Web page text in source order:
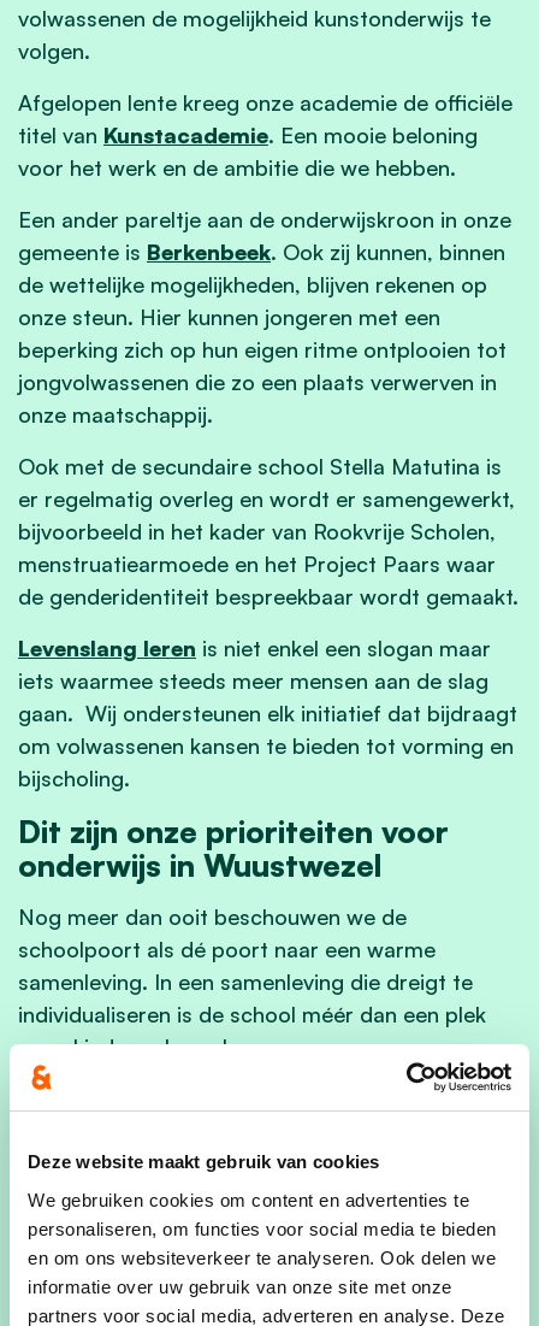
Deze website maakt gebruik van cookies
We gebruiken cookies om content en advertenties te
personaliseren, om functies voor social media te bieden
en om ons websiteverkeer te analyseren. Ook delen we
informatie over uw gebruik van onze site met onze
partners voor social media, adverteren en analyse. Deze
volwassenen de mogelijkheid kunstonderwijs te
volgen.
Afgelopen lente kreeg onze academie de officiële
titel van Kunstacademie. Een mooie beloning
voor het werk en de ambitie die we hebben.
Een ander pareltje aan de onderwijskroon in onze
gemeente is Berkenbeek. Ook zij kunnen, binnen
de wettelijke mogelijkheden, blijven rekenen op
onze steun. Hier kunnen jongeren met een
beperking zich op hun eigen ritme ontplooien tot
jongvolwassenen die zo een plaats verwerven in
onze maatschappij.
Ook met de secundaire school Stella Matutina is
er regelmatig overleg en wordt er samengewerkt,
bijvoorbeeld in het kader van Rookvrije Scholen,
menstruatiearmoede en het Project Paars waar
de genderidentiteit bespreekbaar wordt gemaakt.
Levenslang leren is niet enkel een slogan maar
iets waarmee steeds meer mensen aan de slag
gaan. Wij ondersteunen elk initiatief dat bijdraagt
om volwassenen kansen te bieden tot vorming en
bijscholing.
Dit zijn onze prioriteiten voor
onderwijs in Wuustwezel
Nog meer dan ooit beschouwen we de
schoolpoort als dé poort naar een warme
samenleving. In een samenleving die dreigt te
individualiseren is de school méér dan een plek
waar kinderen les volgen.
We nemen je mee door onze plannen:
Elke school, in elk dorp, ongeacht de
inrichtende macht, is belangrijk voor ons.
Sterker nog, daar waar we elkaar kunnen
versterken door
samen
te werken zullen we
dat doen, met alle kinderen van Wuustwezel in